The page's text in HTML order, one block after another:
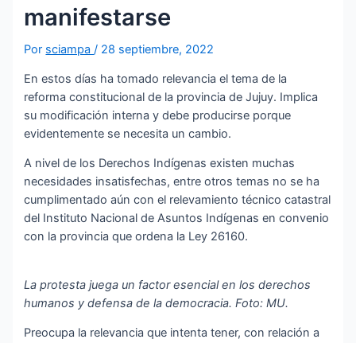
manifestarse
Por sciampa/ 28 septiembre, 2022
En estos días ha tomado relevancia el tema de la
reforma constitucional de la provincia de Jujuy. Implica
su modificación interna y debe producirse porque
evidentemente se necesita un cambio.
A nivel de los Derechos Indígenas existen muchas
necesidades insatisfechas, entre otros temas no se ha
cumplimentado aún con el relevamiento técnico catastral
del Instituto Nacional de Asuntos Indígenas en convenio
con la provincia que ordena la Ley 26160.
La protesta juega un factor esencial en los derechos
humanos y defensa de la democracia. Foto: MU.
Preocupa la relevancia que intenta tener, con relación a